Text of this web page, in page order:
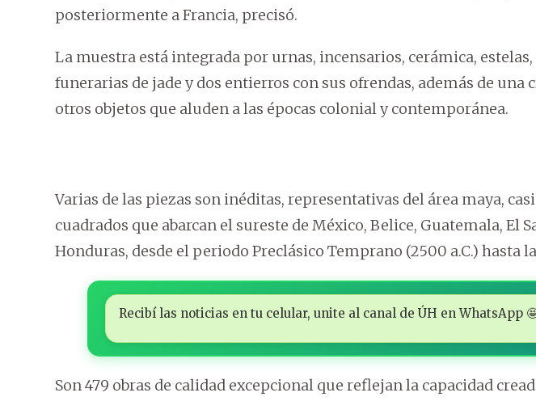
posteriormente a Francia, precisó.
La muestra está integrada por urnas, incensarios, cerámica,
funerarias de jade y dos entierros con sus ofrendas, además de
otros objetos que aluden a las épocas colonial y contemporánea.
Varias de las piezas son inéditas, representativas del área maya,
cuadrados que abarcan el sureste de México, Belice, Guatemala, El
Honduras, desde el periodo Preclásico Temprano (2500 a.C.) hasta
Recibí las noticias en tu celular, unite al canal de ÚH en WhatsApp
Son 479 obras de calidad excepcional que reflejan la capacidad